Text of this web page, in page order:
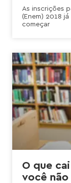
As inscrições
(Enem) 2018
começar
O que
você